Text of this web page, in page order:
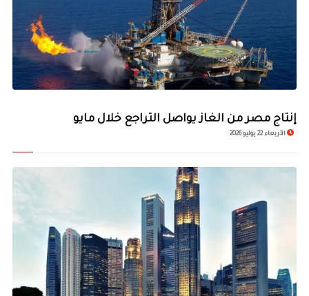
إنتاج مصر من الغاز يواصل التراجع خلال مايو
الأربعاء 22 يوليو 2026